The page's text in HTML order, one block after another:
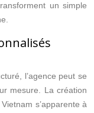
un simple
l’agence peut se
mesure. La création
s’apparente à